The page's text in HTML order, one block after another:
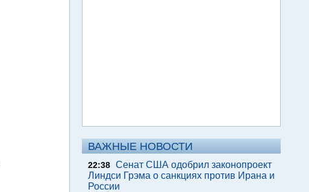
ВАЖНЫЕ НОВОСТИ
22:38 Сенат США одобрил законопроект
Линдси Грэма о санкциях против Ирана и
России